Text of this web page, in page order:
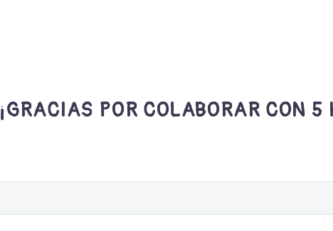
¡GRACIAS POR COLABORAR CON